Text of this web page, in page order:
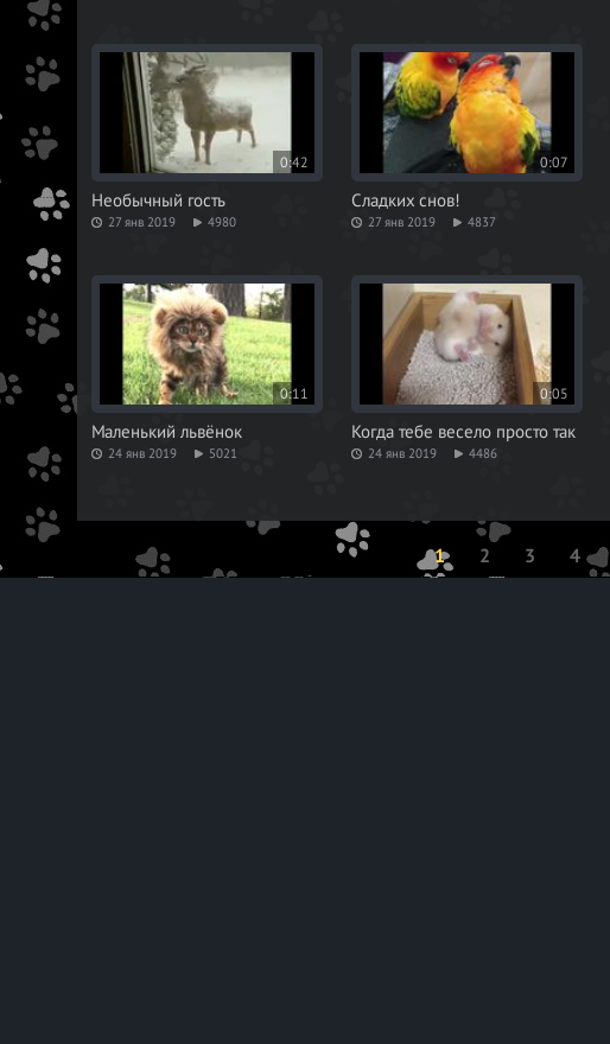
0:42
Необычный гость
27 янв 2019 4980
0:07
Сладких снов!
27 янв 2019 4837
0:11
Маленький львёнок
24 янв 2019 5021
0:05
Когда тебе весело просто так
24 янв 2019 4486
1 2 3 4